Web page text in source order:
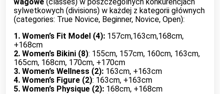
sylwetkowych (divisions) w każdej z kategorii głównych
(categories: True Novice, Beginner, Novice, Open):
1. Women’s Fit Model (4): 157cm,163cm,168cm,
+168cm
2. Women’s Bikini (8): 155cm, 157cm, 160cm, 163cm,
165cm, 168cm, 170cm, +170cm
3. Women’s Wellness (2): 163cm, +163cm
4. Women’s Figure (2): 163cm, +163cm
5. Women’s Physique (2): 168cm, +168cm